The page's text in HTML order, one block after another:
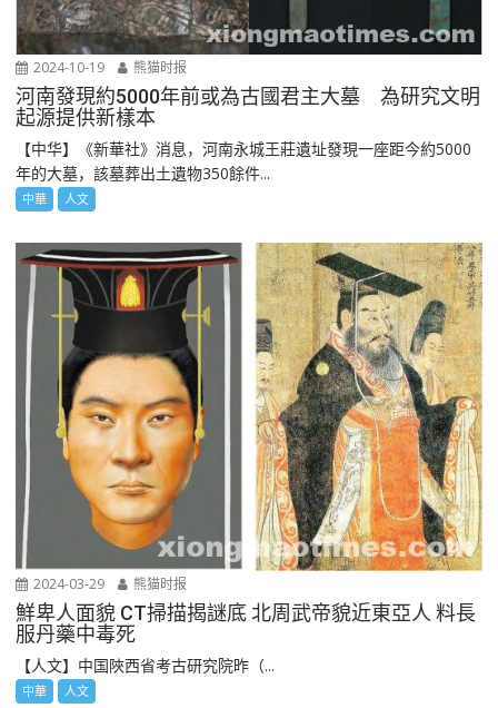
2024-10-19 熊猫时报
河南發現約5000年前或為古國君主大墓 為研究文明
起源提供新樣本
【中华】《新華社》消息，河南永城王莊遺址發現一座距今約5000
年的大墓，該墓葬出土遺物350餘件...
中華 人文
2024-03-29 熊猫时报
鮮卑人面貌 CT掃描揭謎底 北周武帝貌近東亞人 料長
服丹藥中毒死
【人文】中国陜西省考古研究院昨（...
中華 人文